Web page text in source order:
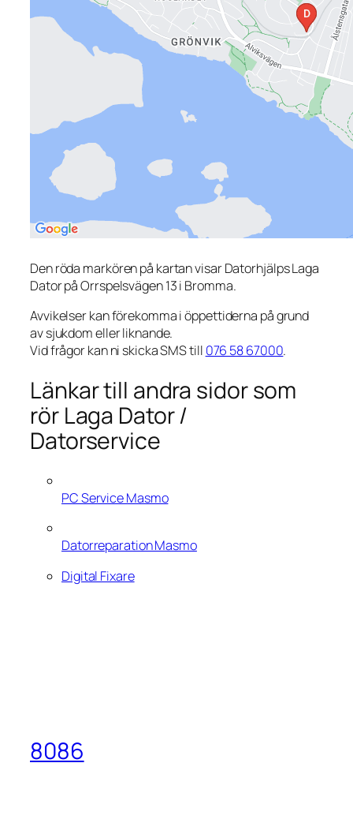
Den röda markören på kartan visar Datorhjälps Laga
Dator på Orrspelsvägen 13 i Bromma.
Avvikelser kan förekomma i öppettiderna på grund
av sjukdom eller liknande.
Vid frågor kan ni skicka SMS till 076 58 67000.
Länkar till andra sidor som
rör Laga Dator /
Datorservice
PC Service Masmo
Datorreparation Masmo
Digital Fixare
8086